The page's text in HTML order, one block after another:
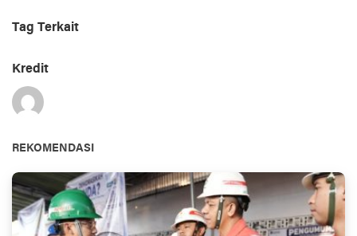
Tag Terkait
Kredit
REKOMENDASI